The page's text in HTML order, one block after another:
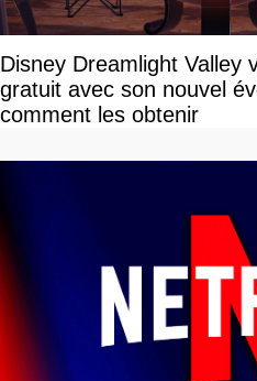
Disney Dreamlight Valley
gratuit avec son nouvel
comment les obtenir